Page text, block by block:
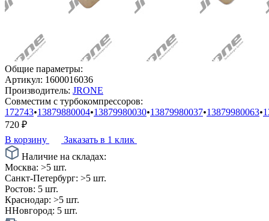
Общие параметры:
Артикул: 1600016036
Производитель: JRONE
Совместим с турбокомпрессоров:
172743•13879880004•13879980030•13879980037•13879980063•
720 ₽
В корзину
Заказать в 1 клик
Наличие на складах:
Москва: >5 шт.
Санкт-Петербург: >5 шт.
Ростов: 5 шт.
Краснодар: >5 шт.
ННовгород: 5 шт.